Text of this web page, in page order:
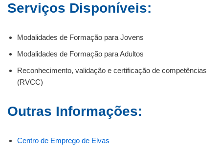
Serviços Disponíveis:
Modalidades de Formação para Jovens
Modalidades de Formação para Adultos
Reconhecimento, validação e certificação de competências
(RVCC)
Outras Informações:
Centro de Emprego de Elvas